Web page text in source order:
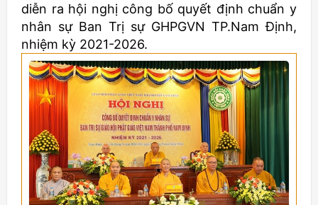
diễn ra hội nghị công bố quyết định chuẩn y
nhân sự Ban Trị sự GHPGVN TP.Nam Định,
nhiệm kỳ 2021-2026.